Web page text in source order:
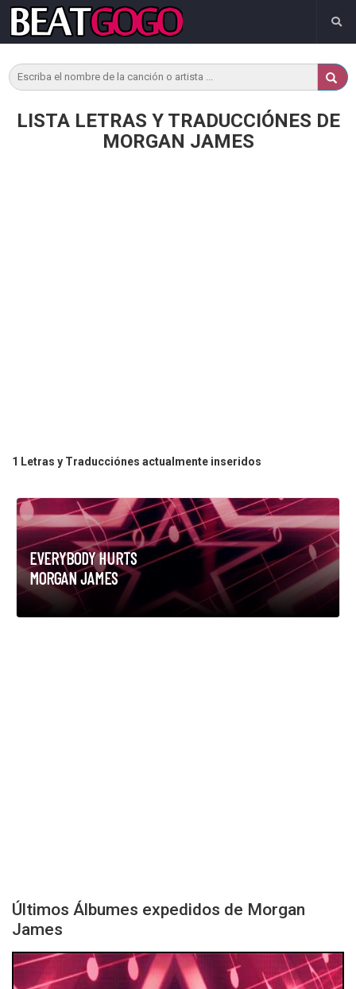
LISTA LETRAS Y TRADUCCIÓNES DE
MORGAN JAMES
1 Letras y Traducciónes actualmente inseridos
EVERYBODY HURTS
MORGAN JAMES
Últimos Álbumes expedidos de Morgan
James